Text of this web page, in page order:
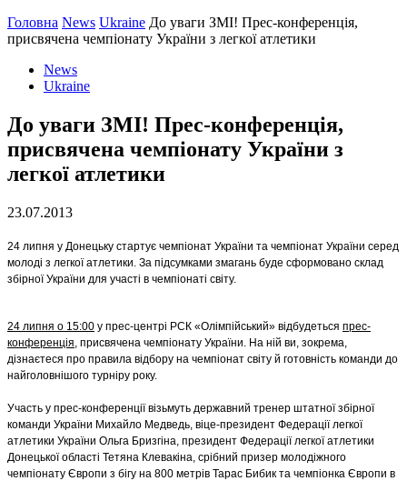
Головна News Ukraine До уваги ЗМІ! Прес-конференція,
присвячена чемпіонату України з легкої атлетики
News
Ukraine
До уваги ЗМІ! Прес-конференція,
присвячена чемпіонату України з
легкої атлетики
23.07.2013
24 липня у Донецьку стартує чемпіонат України та чемпіонат України серед
молоді з легкої атлетики. За підсумками змагань буде сформовано склад
збірної України для участі в чемпіонаті світу.
24 липня о 15:00 у прес-центрі РСК «Олімпійський» відбудеться прес-
конференція , присвячена чемпіонату України. На ній ви, зокрема,
дізнаєтеся про правила відбору на чемпіонат світу й готовність команди до
найголовнішого турніру року.
Участь у прес-конференції візьмуть державний тренер штатної збірної
команди України Михайло Медведь, віце-президент Федерації легкої
атлетики України Ольга Бризгіна, президент Федерації легкої атлетики
Донецької області Тетяна Клевакіна, срібний призер молодіжного
чемпіонату Європи з бігу на 800 метрів Тарас Бибик та чемпіонка Європи в